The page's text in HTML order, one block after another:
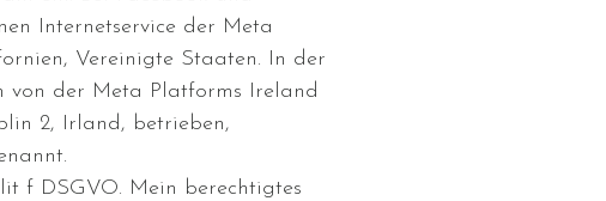
Internetservice der Meta
Vereinigte Staaten. In der
von der Meta Platforms Ireland
2, Irland, betrieben,
f DSGVO. Mein berechtigtes